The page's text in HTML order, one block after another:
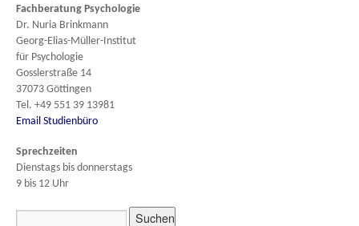
Fachberatung Psychologie
Dr. Nuria Brinkmann
Georg-Elias-Müller-Institut
für Psychologie
Gosslerstraße 14
37073 Göttingen
Tel. +49 551 39 13981
Email Studienbüro
Sprechzeiten
Dienstags bis donnerstags
9 bis 12 Uhr